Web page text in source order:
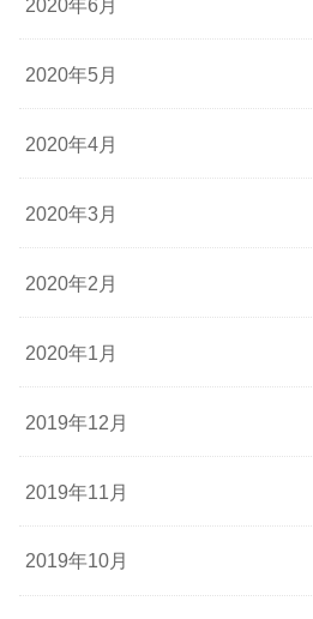
2020年6月
2020年5月
2020年4月
2020年3月
2020年2月
2020年1月
2019年12月
2019年11月
2019年10月